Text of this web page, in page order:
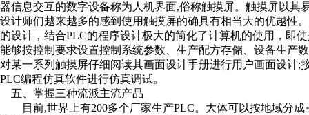
器信息交互的数字设备称为人机界面,俗称触摸屏。触摸屏以
设计师们越来越多的感到使用触摸屏的确具有相当大的优越性
的设计，结合PLC的程序设计极大的简化了计算机的使用，即
能够按控制要求设置控制系统参数、生产配方存储、设备生产
对某一系列触摸屏仔细阅读其画面设计手册进行用户画面设计
PLC编程仿真软件进行仿真调试。
五、掌握三种流派主流产品
目前,世界上有200多个厂家生产PLC。大体可以按地域分成